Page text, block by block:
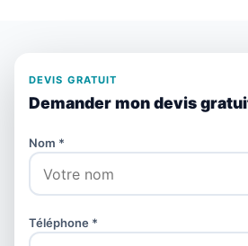
DEVIS GRATUIT
Demander mon devis
Nom *
Téléphone *